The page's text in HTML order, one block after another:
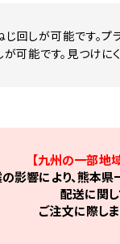
回しが可能です。
可能です。見つけに
【九州の一部地
影響により、熊本県
配送に関
ご注文に際し